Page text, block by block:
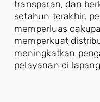
transparan, dan
setahun terakhir,
memperluas
memperkuat
meningkatkan
pelayanan di